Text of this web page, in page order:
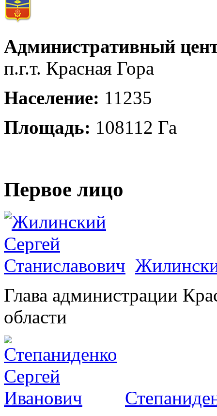
Административный
п.г.т. Красная Гора
Население: 11235
Площадь: 108112 Га
Первое лицо
Глава администрации
области